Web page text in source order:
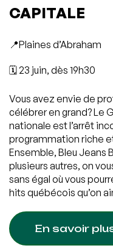
CAPITALE
📍Plaines d’Abraham
🗓️ 23 juin, dès 19h30
Vous avez envie de
célébrer en grand? Le
nationale est l’arrêt
programmation riche
Ensemble, Bleu Jeans
plusieurs autres, on
sans égal où vous
hits québécois qu’on
En savoir